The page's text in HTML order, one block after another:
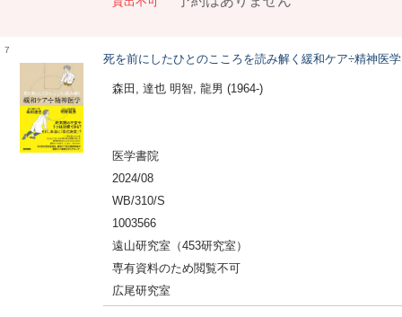
7
死を前にしたひとのこころを読み解く緩和ケア÷精神医学
森田, 達也 明智, 龍男 (1964-)
医学書院
2024/08
WB/310/S
1003566
遠山研究室（453研究室）
専有資料のため閲覧不可
広尾研究室